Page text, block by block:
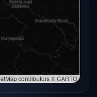
mapě →
contributors © CARTO